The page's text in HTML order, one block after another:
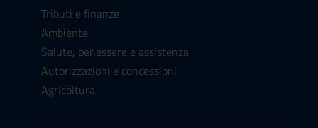
Tributi e finanze
Ambiente
Salute, benessere e assistenza
Autorizzazioni e concessioni
Agricoltura